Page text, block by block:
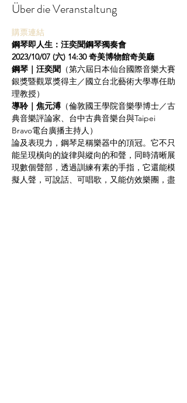
Über die Veranstaltung
購票連結
鋼琴即人生：汪奕聞鋼琴獨奏會
2023/10/07 (六) 14:30 奇美博物館奇美廳
鋼琴｜汪奕聞 （第六屆日本仙台國際音樂大賽
銀獎暨觀眾獎得主／國立台北藝術大學專任助
理教授）
導聆｜焦元溥（倫敦國王學院音樂學博士／古
典音樂評論家、台中古典音樂台與Taipei
Bravo電台廣播主持人）
論及表現力，鋼琴足稱樂器中的頂冠。它不只
能呈現橫向的旋律與縱向的和聲，同時清晰展
現數個聲部，透過訓練有素的手指，它還能模
擬人聲，可說話、可唱歌，又能仿效樂團，盡